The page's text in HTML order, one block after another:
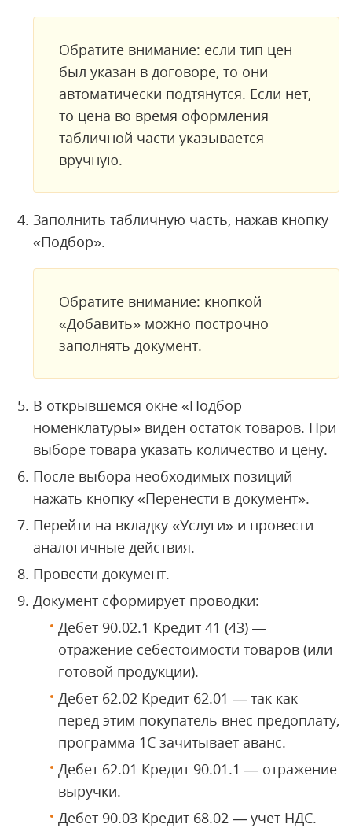
Обратите внимание: если тип цен
был указан в договоре, то они
автоматически подтянутся. Если нет,
то цена во время оформления
табличной части указывается
вручную.
Заполнить табличную часть, нажав кнопку
«Подбор».
Обратите внимание: кнопкой
«Добавить» можно построчно
заполнять документ.
В открывшемся окне «Подбор
номенклатуры» виден остаток товаров. При
выборе товара указать количество и цену.
После выбора необходимых позиций
нажать кнопку «Перенести в документ».
Перейти на вкладку «Услуги» и провести
аналогичные действия.
Провести документ.
Документ сформирует проводки:
Дебет 90.02.1 Кредит 41 (43) —
отражение себестоимости товаров (или
готовой продукции).
Дебет 62.02 Кредит 62.01 — так как
перед этим покупатель внес предоплату,
программа 1С зачитывает аванс.
Дебет 62.01 Кредит 90.01.1 — отражение
выручки.
Дебет 90.03 Кредит 68.02 — учет НДС.